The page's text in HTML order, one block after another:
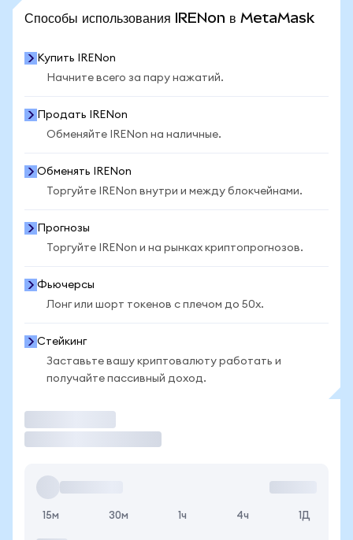
Способы использования IRENon в MetaMask
Купить IRENon
Начните всего за пару нажатий.
Продать IRENon
Обменяйте IRENon на наличные.
Обменять IRENon
Торгуйте IRENon внутри и между блокчейнами.
Прогнозы
Торгуйте IRENon и на рынках криптопрогнозов.
Фьючерсы
Лонг или шорт токенов с плечом до 50x.
Стейкинг
Заставьте вашу криптовалюту работать и
получайте пассивный доход.
15м 30м 1ч 4ч 1Д